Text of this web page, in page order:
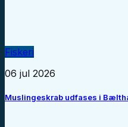
Fiskeri
06 jul 2026
Muslingeskrab udfases i